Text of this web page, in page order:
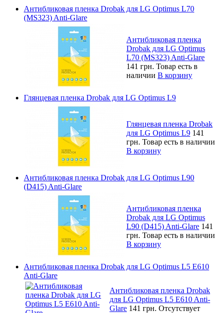
Антибликовая пленка Drobak для LG Optimus L70
(MS323) Anti-Glare
Антибликовая пленка
Drobak для LG Optimus
L70 (MS323) Anti-Glare
141 грн. Товар есть в
наличии В корзину
Глянцевая пленка Drobak для LG Optimus L9
Глянцевая пленка Drobak
для LG Optimus L9 141
грн. Товар есть в наличии
В корзину
Антибликовая пленка Drobak для LG Optimus L90
(D415) Anti-Glare
Антибликовая пленка
Drobak для LG Optimus
L90 (D415) Anti-Glare 141
грн. Товар есть в наличии
В корзину
Антибликовая пленка Drobak для LG Optimus L5 E610
Anti-Glare
Антибликовая пленка Drobak
для LG Optimus L5 E610 Anti-
Glare 141 грн. Отсутствует